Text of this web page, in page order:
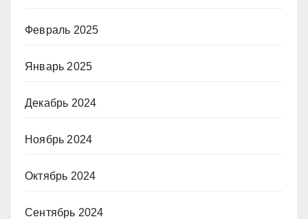
Февраль 2025
Январь 2025
Декабрь 2024
Ноябрь 2024
Октябрь 2024
Сентябрь 2024